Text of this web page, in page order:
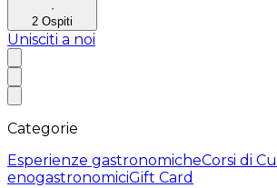
·
2 Ospiti
Unisciti a noi
Categorie
Esperienze gastronomicheCorsi di
enogastronomiciGift Card